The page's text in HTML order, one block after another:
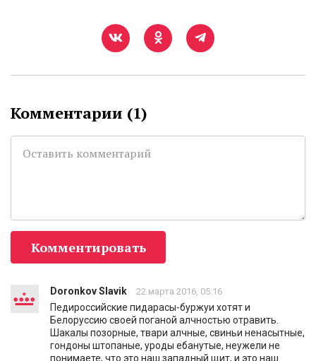
Комментарии (1)
Комментировать
Doronkov Slavik 22 марта 2016, 05:16
Педироссийские пидарасы-буржуи хотят и
Белоруссию своей поганой алчностью отравить.
Шакалы позорные, твари алчные, свиньи ненасытные,
гондоны штопаные, уроды ебанутые, неужели не
понимаете, что это наш западный щит, и это наш